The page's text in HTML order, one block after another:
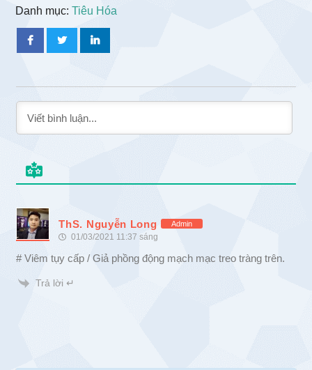
Danh mục:Tiêu Hóa
ThS. Nguyễn Long Admin
01/03/2021 11:37 sáng
# Viêm tụy cấp / Giả phồng động mạch mạc treo tràng trên.
Trả lời ↵